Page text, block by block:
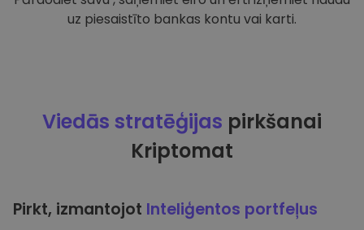
uz piesaistīto bankas kontu vai karti.
Viedās stratēģijas pirkšanai
Kriptomat
Pirkt, izmantojot Inteliģentos portfeļus